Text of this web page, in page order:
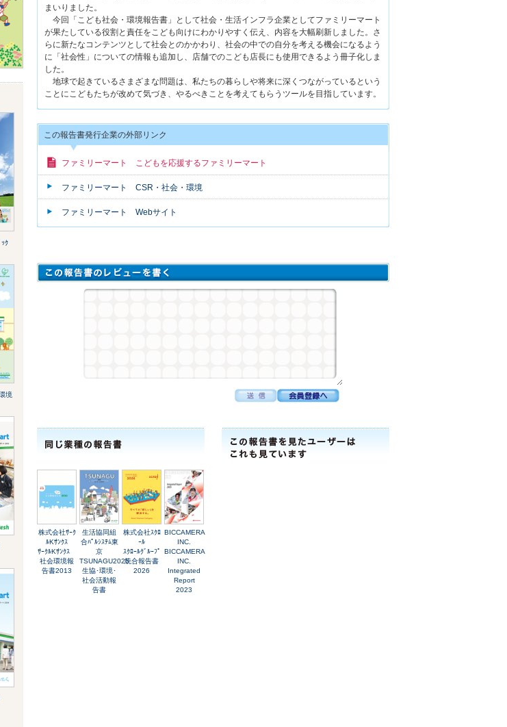
ｯｸ
境
まいりました。
今回「こども社会・環境報告書」として社会・生活インフラ企業としてファミリーマート
が果たしている役割と責任をこども向けにわかりやすく伝え、内容を大幅刷新しました。さ
らに新たなコンテンツとして社会とのかかわり、社会の中での自分を考える機会になるよう
に「社会性」についての情報も追加し、店舗でのこども店長にも使用できるよう冊子化しま
した。
地球で起きているさまざまな問題は、私たちの暮らしや将来に深くつながっているという
ことにこどもたちが改めて気づき、やるべきことを考えてもらうツールを目指しています。
この報告書発行企業の外部リンク
ファミリーマート こどもを応援するファミリーマート
ファミリーマート CSR・社会・環境
ファミリーマート Webサイト
株式会社ｻｰｸ
ﾙKｻﾝｸｽ
ｻｰｸﾙKｻﾝｸｽ
社会環境報
告書2013
生活協同組
合ﾊﾟﾙｼｽﾃﾑ東
京
TSUNAGU2025
生協･環境･
社会活動報
告書
株式会社ｽｸﾛ
ｰﾙ
ｽｸﾛｰﾙｸﾞﾙｰﾌﾟ
統合報告書
2026
BICCAMERA
INC.
BICCAMERA
INC.
Integrated
Report
2023